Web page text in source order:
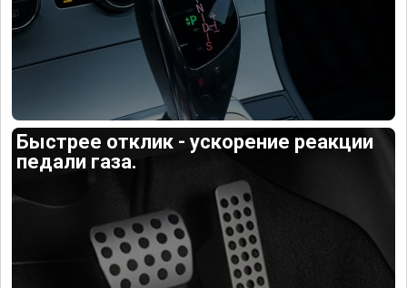
Быстрее отклик - ускорение реакции
педали газа.